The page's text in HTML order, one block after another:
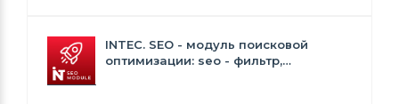
INTEC. SEO - модуль поисковой
оптимизации: seo - фильтр,